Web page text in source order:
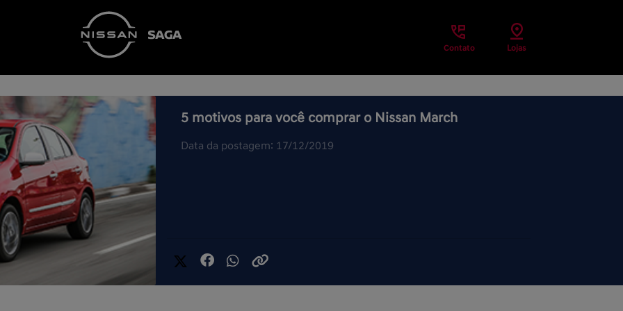
Contato Lojas
5 motivos para você comprar o Nissan March
Data da postagem: 17/12/2019